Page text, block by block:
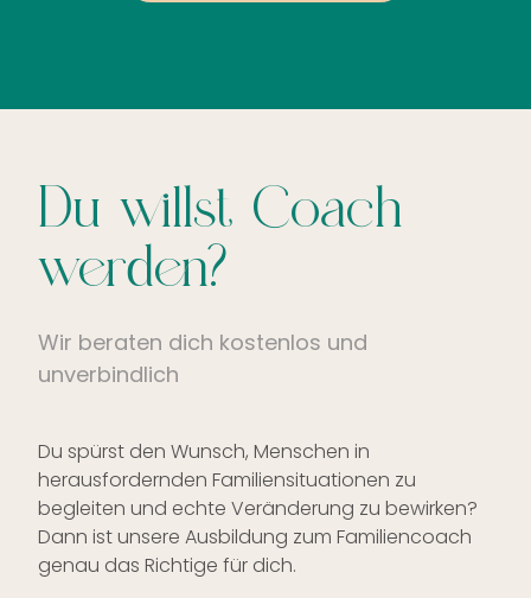
Du willst Coach
werden?
Wir beraten dich kostenlos und
unverbindlich
Du spürst den Wunsch, Menschen in
herausfordernden Familiensituationen zu
begleiten und echte Veränderung zu bewirken?
Dann ist unsere Ausbildung zum Familiencoach
genau das Richtige für dich.